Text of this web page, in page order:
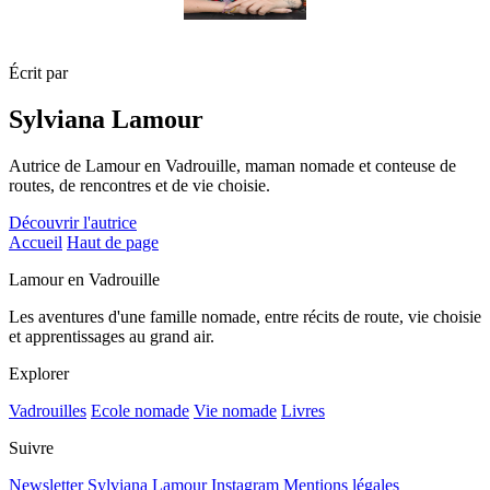
Écrit par
Sylviana Lamour
Autrice de Lamour en Vadrouille, maman nomade et conteuse de
routes, de rencontres et de vie choisie.
Découvrir l'autrice
Accueil Haut de page
Lamour en Vadrouille
Les aventures d'une famille nomade, entre récits de route, vie choisie
et apprentissages au grand air.
Explorer
Vadrouilles Ecole nomade Vie nomade Livres
Suivre
Newsletter Sylviana Lamour Instagram Mentions légales